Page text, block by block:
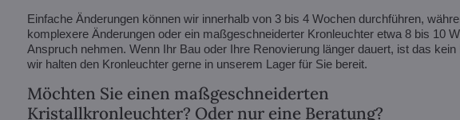
Einfache Änderungen können wir innerhalb von 3 bis 4 Wochen durchführen,
komplexere Änderungen oder ein maßgeschneiderter Kronleuchter etwa 8 bis 10
Anspruch nehmen. Wenn Ihr Bau oder Ihre Renovierung länger dauert, ist das kein
wir halten den Kronleuchter gerne in unserem Lager für Sie bereit.
Möchten Sie einen maßgeschneiderten
Kristallkronleuchter? Oder nur eine Beratung?